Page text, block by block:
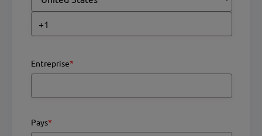
Entreprise*
Pays*